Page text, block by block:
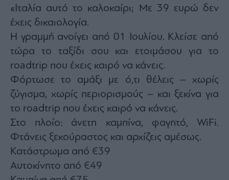
«Ιταλία αυτό το καλοκαίρι; Με 39 ευρώ δεν
έχεις δικαιολογία.
Η γραμμή ανοίγει από 01 Ιουλίου. Κλείσε από
τώρα το ταξίδι σου και ετοιμάσου για το
roadtrip που έχεις καιρό να κάνεις.
Φόρτωσε το αμάξι με ό,τι θέλεις – χωρίς
ζύγισμα, χωρίς περιορισμούς – και ξεκίνα για
το roadtrip που έχεις καιρό να κάνεις.
Στο πλοίο: άνετη καμπίνα, φαγητό, WiFi.
Φτάνεις ξεκούραστος και αρχίζεις αμέσως.
Κατάστρωμα από €39
Αυτοκίνητο από €49